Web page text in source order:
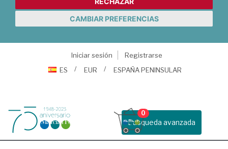
CAMBIAR PREFERENCIAS
Iniciar sesión
Registrarse
ES
EUR ESPAÑA PENINSULAR
Busqueda avanzada
0